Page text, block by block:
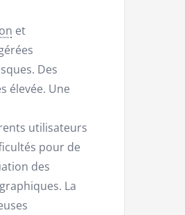
et
Des
élevée. Une
utilisateurs
pour de
des
La